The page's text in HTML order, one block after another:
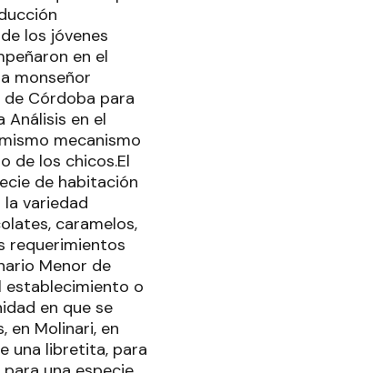
los jóvenes
en el
monseñor
Córdoba para
Análisis en el
mecanismo
de los chicos.El
de habitación
variedad
caramelos,
requerimientos
Menor de
establecimiento o
en que se
en Molinari, en
una libretita, para